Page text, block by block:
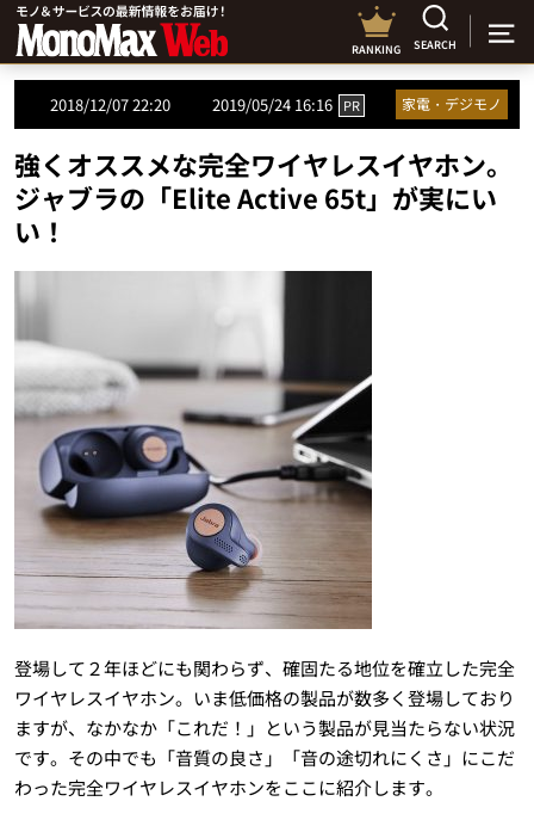
RANKING SEARCH
2018/12/07 22:20 2019/05/24 16:16 PR 家電・デジモノ
強くオススメな完全ワイヤレスイヤホン。
ジャブラの「Elite Active 65t」が実にい
い！
登場して２年ほどにも関わらず、確固たる地位を確立した完全
ワイヤレスイヤホン。いま低価格の製品が数多く登場しており
ますが、なかなか「これだ！」という製品が見当たらない状況
です。その中でも「音質の良さ」「音の途切れにくさ」にこだ
わった完全ワイヤレスイヤホンをここに紹介します。